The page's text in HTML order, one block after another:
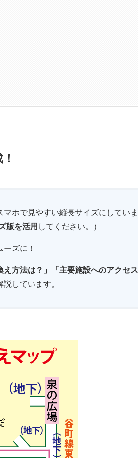
マホで見やすい縦長サイズにしていま
版を活用 してください。）
ズに！
え方法は？」「主要施設へのアクセス
しています。